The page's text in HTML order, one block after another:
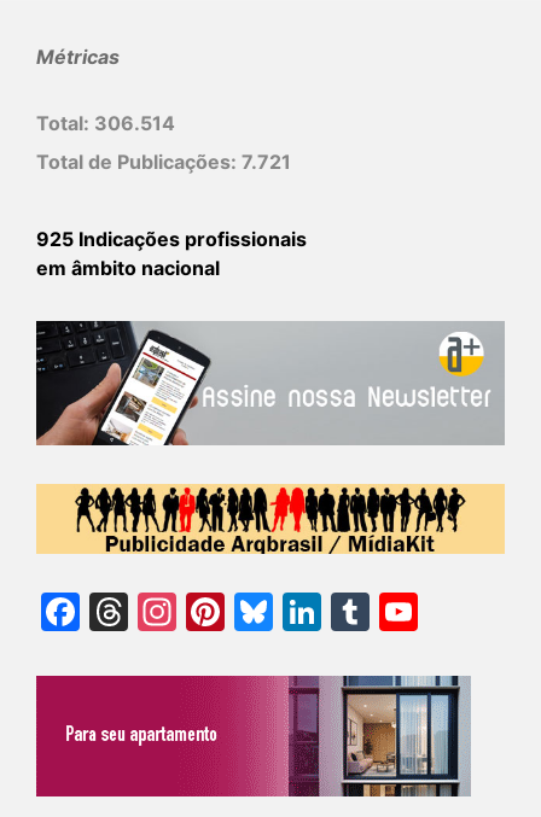
Métricas
Total: 306.514
Total de Publicações: 7.721
925 Indicações profissionais
em âmbito nacional
Facebook
Threads
Instagram
Pinterest
Bluesky
LinkedIn
Tumblr